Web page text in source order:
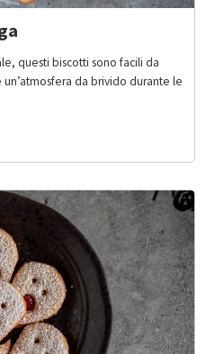
questi biscotti sono facili da
da brivido durante le